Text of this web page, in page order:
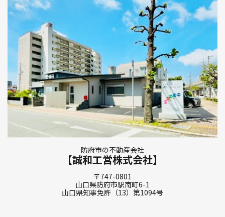
防府市の不動産会社
【誠和工営株式会社】
〒747-0801
山口県防府市駅南町6-1
山口県知事免許（13）第1094号